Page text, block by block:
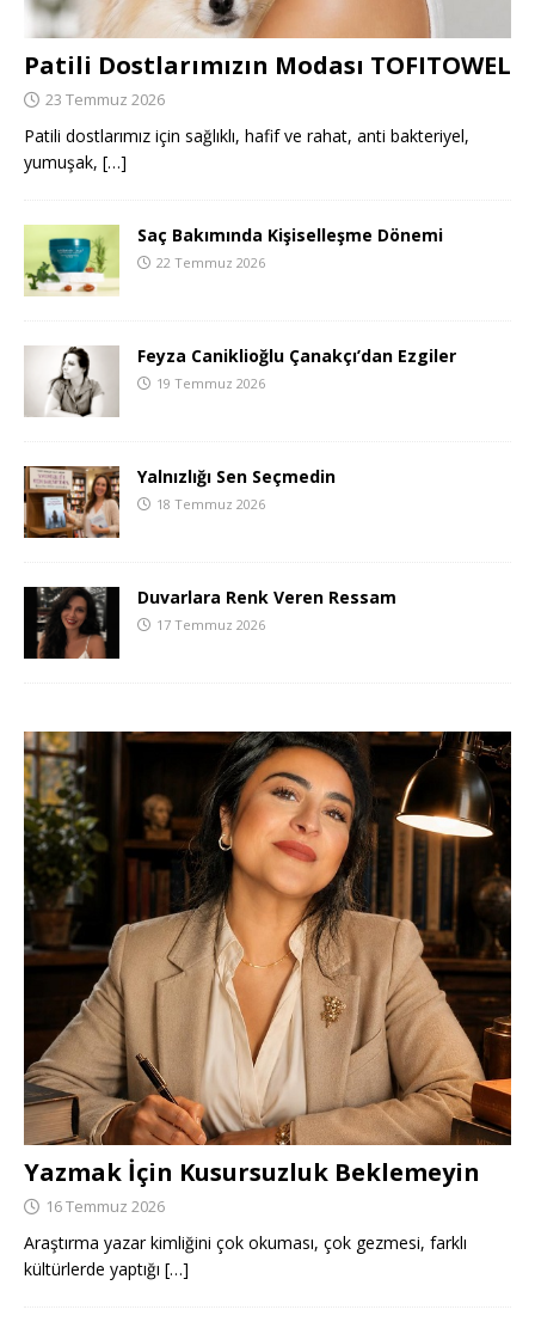
Patili Dostlarımızın Modası TOFITOWEL
23 Temmuz 2026
Patili dostlarımız için sağlıklı, hafif ve rahat, anti bakteriyel,
yumuşak, […]
Saç Bakımında Kişiselleşme Dönemi
22 Temmuz 2026
Feyza Caniklioğlu Çanakçı’dan Ezgiler
19 Temmuz 2026
Yalnızlığı Sen Seçmedin
18 Temmuz 2026
Duvarlara Renk Veren Ressam
17 Temmuz 2026
Yazmak İçin Kusursuzluk Beklemeyin
16 Temmuz 2026
Araştırma yazar kimliğini çok okuması, çok gezmesi, farklı
kültürlerde yaptığı […]